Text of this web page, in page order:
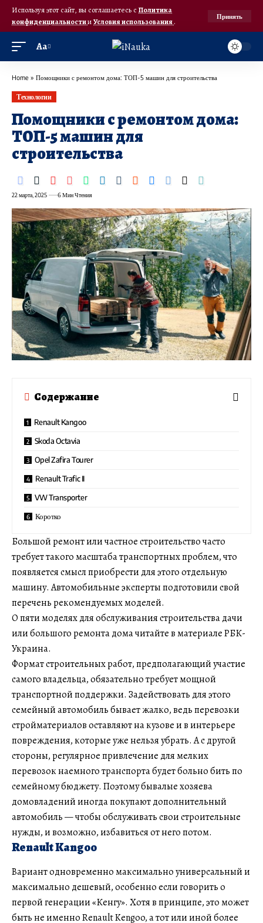
Используя этот сайт, вы соглашаетесь с Политика
конфиденциальностииУсловия использования.
Принять
Аа
Home » Помощники с ремонтом дома: ТОП-5 машин для строительства
Технологии
Помощники с ремонтом дома:
ТОП-5 машин для
строительства
22 марта, 2025 6 Мин Чтения
Содержание
Renault Kangoo
Skoda Octavia
Opel Zafira Tourer
Renault Trafic II
VW Transporter
Коротко
Большой ремонт или частное строительство часто
требует такого масштаба транспортных проблем, что
появляется смысл приобрести для этого отдельную
машину. Автомобильные эксперты подготовили свой
перечень рекомендуемых моделей.
О пяти моделях для обслуживания строительства дачи
или большого ремонта дома читайте в материале РБК-
Украина.
Формат строительных работ, предполагающий участие
самого владельца, обязательно требует мощной
транспортной поддержки. Задействовать для этого
семейный автомобиль бывает жалко, ведь перевозки
стройматериалов оставляют на кузове и в интерьере
повреждения, которые уже нельзя убрать. А с другой
стороны, регулярное привлечение для мелких
перевозок наемного транспорта будет больно бить по
семейному бюджету. Поэтому бывалые хозяева
домовладений иногда покупают дополнительный
автомобиль — чтобы обслуживать свои строительные
нужды, и возможно, избавиться от него потом.
Renault Kangoo
Вариант одновременно максимально универсальный и
максимально дешевый, особенно если говорить о
первой генерации «Кенгу». Хотя в принципе, это может
быть не именно Renault Kengoo, а тот или иной более